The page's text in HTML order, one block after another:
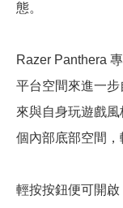
態。
Razer Panthera
平台空間來進一步
來與自身玩遊戲
個內部底部空間，
輕按按鈕便可開